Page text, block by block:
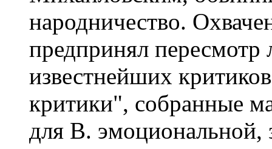
народничество.
предпринял пересмотр
известнейших
критики", собранные
для В. эмоциональной,